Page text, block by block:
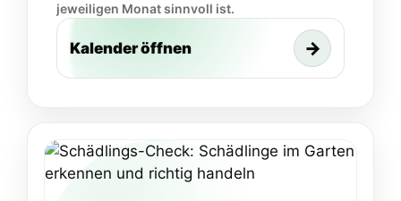
jeweiligen Monat sinnvoll ist.
Kalender öffnen →